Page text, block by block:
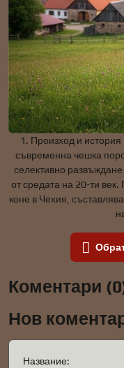
1. Произход и
съвременна чешка
селективно
от средата на 20-ти
коне в Чехия,
Коментари
Нов
Название: